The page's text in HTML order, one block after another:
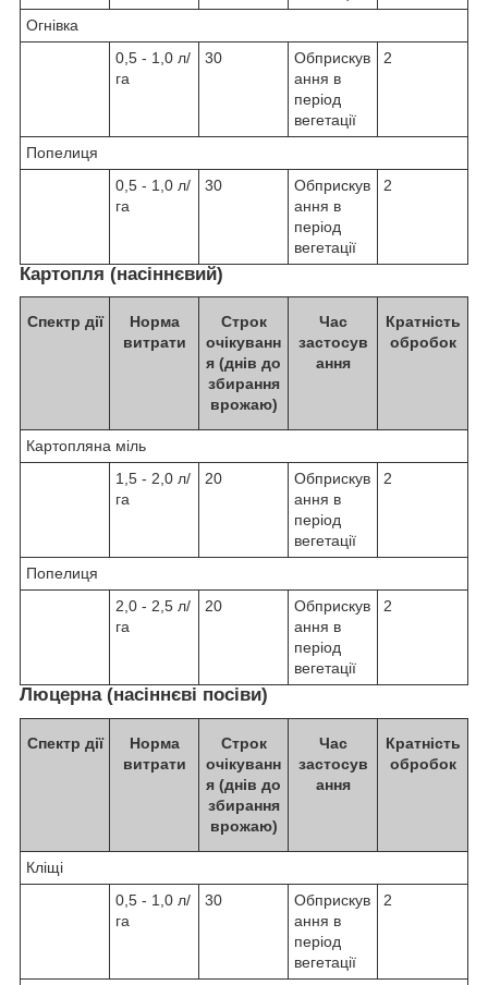
Огнівка
0,5 - 1,0 л/
га
30
Обприскув
ання в
період
вегетації
2
Попелиця
0,5 - 1,0 л/
га
30
Обприскув
ання в
період
вегетації
2
Картопля (насіннєвий)
Спектр дії
Норма
витрати
Строк
очікуванн
я (днів до
збирання
врожаю)
Час
застосув
ання
Кратність
обробок
Картопляна міль
1,5 - 2,0 л/
га
20
Обприскув
ання в
період
вегетації
2
Попелиця
2,0 - 2,5 л/
га
20
Обприскув
ання в
період
вегетації
2
Люцерна (насіннєві посіви)
Спектр дії
Норма
витрати
Строк
очікуванн
я (днів до
збирання
врожаю)
Час
застосув
ання
Кратність
обробок
Кліщі
0,5 - 1,0 л/
га
30
Обприскув
ання в
період
вегетації
2